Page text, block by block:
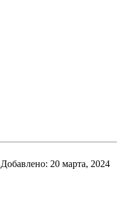
Добавлено: 20 марта, 2024